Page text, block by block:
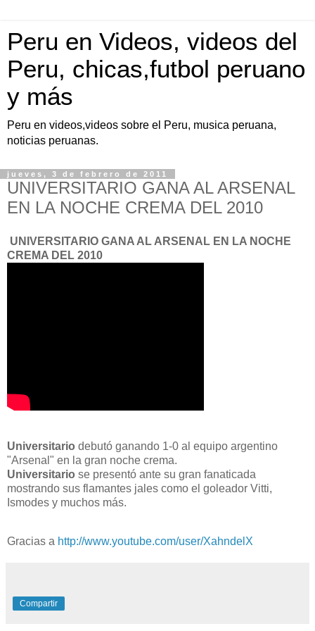
Peru en Videos, videos del
Peru, chicas,futbol peruano
y más
Peru en videos,videos sobre el Peru, musica peruana,
noticias peruanas.
jueves, 3 de febrero de 2011
UNIVERSITARIO GANA AL ARSENAL
EN LA NOCHE CREMA DEL 2010
UNIVERSITARIO GANA AL ARSENAL EN LA NOCHE
CREMA DEL 2010
Universitario debutó ganando 1-0 al equipo argentino
"Arsenal" en la gran noche crema.
Universitario se presentó ante su gran fanaticada
mostrando sus flamantes jales como el goleador Vitti,
Ismodes y muchos más.
Gracias a http://www.youtube.com/user/XahndelX
Compartir